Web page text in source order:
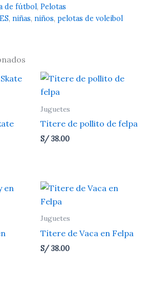
de fútbol, Pelotas
, niñas, niños, pelotas de voleibol
Juguetes
Títere de pollito de felpa
S/ 38.00
Juguetes
Títere de Vaca en Felpa
S/38.00